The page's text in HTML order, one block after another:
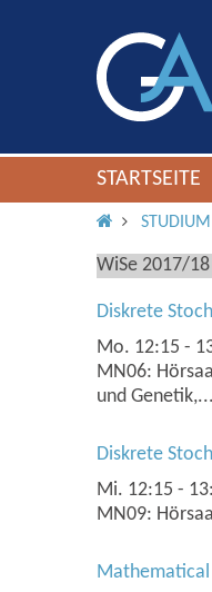
STARTSEITE
IMS ROOT
STUDIUM
WiSe 2017/18
Diskrete
Mo. 12:15 -
MN06:
und Genetik,...
Diskrete
Mi. 12:15 -
MN09: